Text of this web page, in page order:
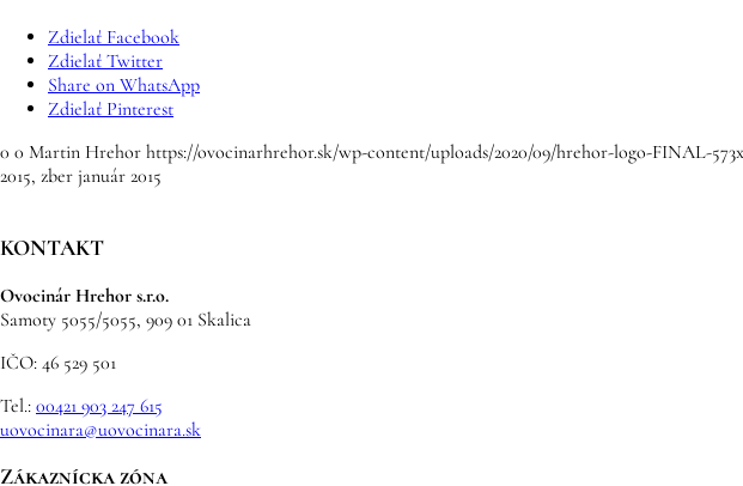
Zdielať Facebook
Zdielať Twitter
Share on WhatsApp
Zdielať Pinterest
0 0 Martin Hrehor https://ovocinarhrehor.sk/wp-content/uploads/2020/09/hrehor-logo-FINAL-
2015, zber január 2015
KONTAKT
Ovocinár Hrehor s.r.o.
Samoty 5055/5055, 909 01 Skalica
IČO: 46 529 501
Tel.: 00421 903 247 615
uovocinara@uovocinara.sk
Zákaznícka zóna